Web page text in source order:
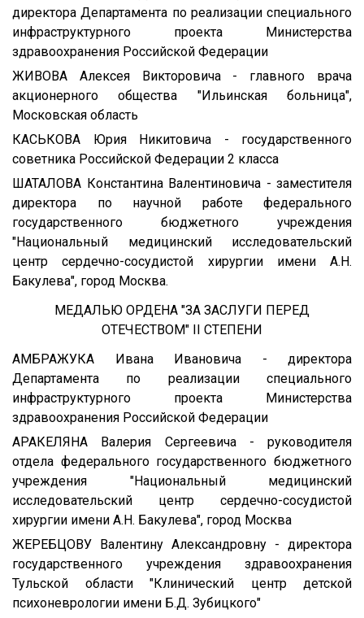
директора Департамента по реализации специального
инфраструктурного проекта Министерства
здравоохранения Российской Федерации
ЖИВОВА Алексея Викторовича - главного врача
акционерного общества "Ильинская больница",
Московская область
КАСЬКОВА Юрия Никитовича - государственного
советника Российской Федерации 2 класса
ШАТАЛОВА Константина Валентиновича - заместителя
директора по научной работе федерального
государственного бюджетного учреждения
"Национальный медицинский исследовательский
центр сердечно-сосудистой хирургии имени А.Н.
Бакулева", город Москва.
МЕДАЛЬЮ ОРДЕНА "ЗА ЗАСЛУГИ ПЕРЕД
ОТЕЧЕСТВОМ" II СТЕПЕНИ
АМБРАЖУКА Ивана Ивановича - директора
Департамента по реализации специального
инфраструктурного проекта Министерства
здравоохранения Российской Федерации
АРАКЕЛЯНА Валерия Сергеевича - руководителя
отдела федерального государственного бюджетного
учреждения "Национальный медицинский
исследовательский центр сердечно-сосудистой
хирургии имени А.Н. Бакулева", город Москва
ЖЕРЕБЦОВУ Валентину Александровну - директора
государственного учреждения здравоохранения
Тульской области "Клинический центр детской
психоневрологии имени Б.Д. Зубицкого"